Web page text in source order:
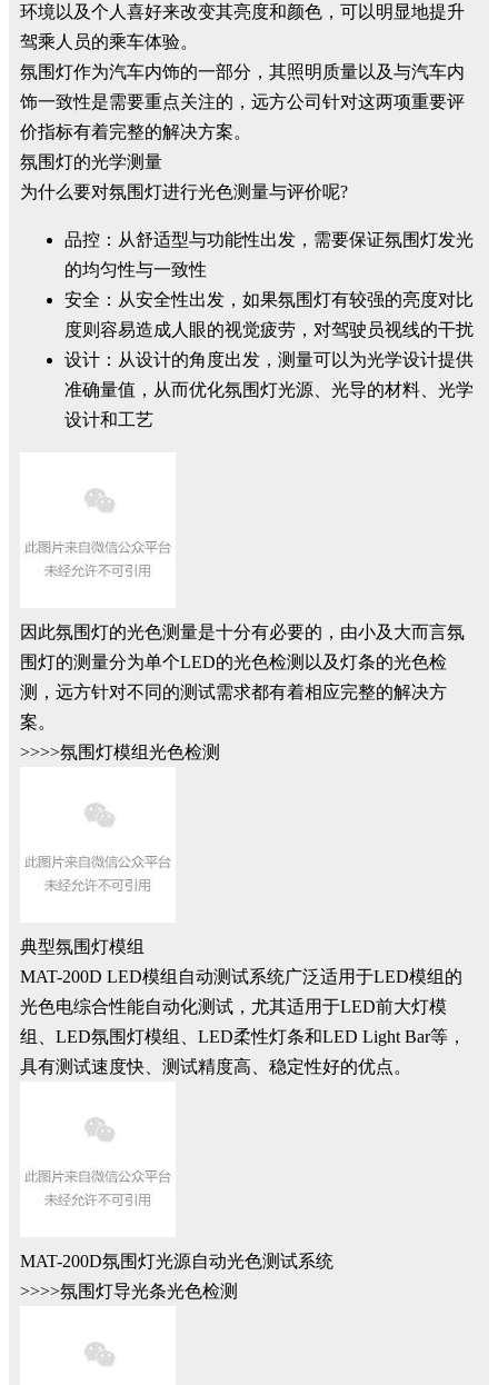
环境以及个人喜好来改变其亮度和颜色，可以明显地提升
驾乘人员的乘车体验。
氛围灯作为汽车内饰的一部分，其照明质量以及与汽车内
饰一致性是需要重点关注的，远方公司针对这两项重要评
价指标有着完整的解决方案。
氛围灯的光学测量
为什么要对氛围灯进行光色测量与评价呢?
品控：从舒适型与功能性出发，需要保证氛围灯发光
的均匀性与一致性
安全：从安全性出发，如果氛围灯有较强的亮度对比
度则容易造成人眼的视觉疲劳，对驾驶员视线的干扰
设计：从设计的角度出发，测量可以为光学设计提供
准确量值，从而优化氛围灯光源、光导的材料、光学
设计和工艺
因此氛围灯的光色测量是十分有必要的，由小及大而言氛
围灯的测量分为单个LED的光色检测以及灯条的光色检
测，远方针对不同的测试需求都有着相应完整的解决方
案。
>>>>氛围灯模组光色检测
典型氛围灯模组
MAT-200D LED模组自动测试系统广泛适用于LED模组的
光色电综合性能自动化测试，尤其适用于LED前大灯模
组、LED氛围灯模组、LED柔性灯条和LED Light Bar等，
具有测试速度快、测试精度高、稳定性好的优点。
MAT-200D氛围灯光源自动光色测试系统
>>>>氛围灯导光条光色检测